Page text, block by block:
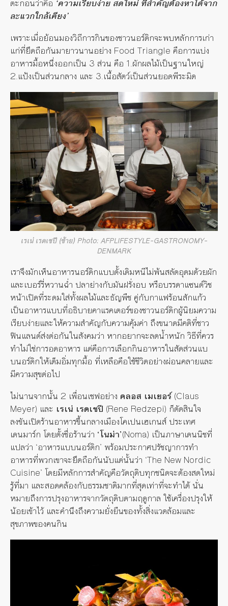
ตะกอนว่าคือ ‘ความเรียบง่าย สดใหม่ ที่สำคัญต้องหาได้จาก
ละแวกใกล้เคียง’
เพราะเมื่อย้อนมองวิถีการกินของชาวนอร์ดิกจะพบหลักการเก่า
แก่ที่ยึดถือกันมายาวนานอย่าง Food Triangle คือการแบ่ง
อาหารมื้อหนึ่งออกเป็น 3 ส่วน คือ 1.ผักผลไม้เป็นฐานใหญ่
2.แป้งเป็นส่วนกลาง และ 3.เนื้อสัตว์เป็นส่วนยอดพีระมิด
เรเน่ เรดเชปี (ซ้าย) Photo: AFPLIFESTYLE-GASTRONOMY-
DENMARK
เราจึงมักเห็นอาหารนอร์ดิกแบบดั้งเดิมหนีไม่พ้นสลัดอุดมด้วยผัก
และเบอร์รี่หวานฉ่ำ ปลาย่างกับมันฝรั่งอบ หรือบรรดาแซนด์วิช
หน้าเปิดที่ระดมใส่ทั้งผลไม้และธัญพืช คู่กับกาแฟร้อนสักแก้ว
เป็นอาหารแบบที่อธิบายคาแรคเตอร์ของชาวนอร์ดิกผู้นิยมความ
เรียบง่ายและให้ความสำคัญกับความคุ้มค่า ถึงขนาดมีคติที่ชาว
ฟินแลนด์ส่งต่อกันในสังคมว่า หากอยากจะลดน้ำหนัก วิธีที่ควร
ทำไม่ใช่การอดอาหาร แต่คือการเลือกกินอาหารในสัดส่วนแบ
บนอร์ดิกให้เต็มอิ่มทุกมื้อ ที่เหลือคือใช้ชีวิตอย่างผ่อนคลายและ
มีความสุขต่อไป
ไม่นานจากนั้น 2 เพื่อนเชฟอย่าง คลอส เมเยอร์(Claus
Meyer) และ เรเน่ เรดเชปี (Rene Redzepi) ก็ตัดสินใจ
ลงขันเปิดร้านอาหารขึ้นกลางเมืองโคเปนเฮเกนส์ ประเทศ
เดนมาร์ก โดยตั้งชื่อร้านว่า ‘โนม่า’(Noma) เป็นภาษาเดนนิชที่
แปลว่า ‘อาหารแบบนอร์ดิก’ พร้อมประกาศปรัชญาการทำ
อาหารที่พวกเขาจะยึดถือกันนับแต่นั้นว่า ‘The New Nordic
Cuisine’ โดยมีหลักการสำคัญคือวัตถุดิบทุกชนิดจะต้องสดใหม่
รู้ที่มา และสอดคล้องกับธรรมชาติมากที่สุดเท่าที่จะทำได้ นั่น
หมายถึงการปรุงอาหารจากวัตถุดิบตามฤดูกาล ใช้เครื่องปรุงให้
น้อยเข้าไว้ และคำนึงถึงความยั่งยืนของทั้งสิ่งแวดล้อมและ
สุขภาพของคนกิน